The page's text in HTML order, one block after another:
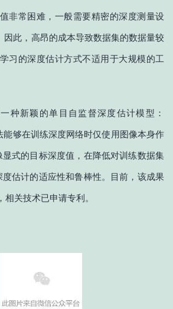
非常困难，一般需要精密的深度测量设
因此，高昂的成本导致数据集的数据量较
习的深度估计方式不适用于大规模的工
种新颖的单目自监督深度估计模型：
够在训练深度网络时仅使用图像本身作
式的目标深度值，在降低对训练数据集
估计的适应性和鲁棒性。目前，该成果
关技术已申请专利。